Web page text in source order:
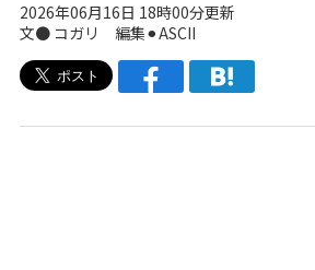
2026年06月16日 18時00分更新
文● コガリ 編集⚫︎ASCII